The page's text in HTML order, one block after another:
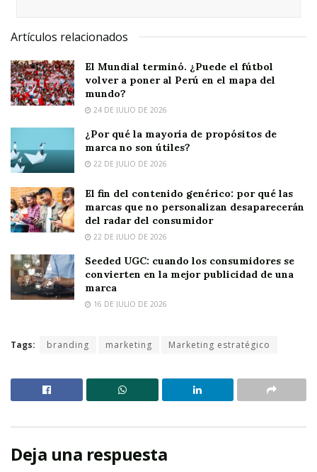
Artículos relacionados
El Mundial terminó. ¿Puede el fútbol
volver a poner al Perú en el mapa del
mundo?
24 DE JULIO DE 2026
¿Por qué la mayoría de propósitos de
marca no son útiles?
22 DE JULIO DE 2026
El fin del contenido genérico: por qué las
marcas que no personalizan desaparecerán
del radar del consumidor
22 DE JULIO DE 2026
Seeded UGC: cuando los consumidores se
convierten en la mejor publicidad de una
marca
16 DE JULIO DE 2026
Tags: branding marketing Marketing estratégico
Deja una respuesta